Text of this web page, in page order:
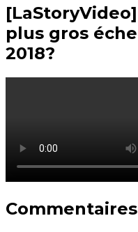
plus gros
2018?